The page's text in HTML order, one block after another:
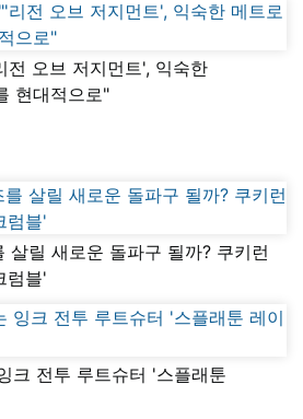
전 오브 저지먼트', 익숙한
현대적으로"
살릴 새로운 돌파구 될까? 쿠키런
럼블'
크 전투 루트슈터 '스플래툰